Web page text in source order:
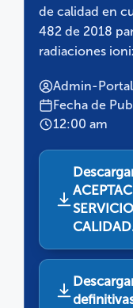
de calidad en
482 de 2018
radiaciones
Admin-Portal
Fecha de
12:00 am